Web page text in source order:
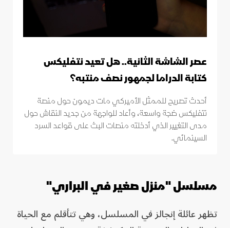
عصر الشاشة الثانية.. هل تعيد نتفليكس
كتابة الدراما لجمهور نصف منتبه؟
أحدث تصريح للممثل الأميركي مات ديمون حول منصة
نتفليكس ضجة واسعة، وأعاد للواجهة من جديد النقاش حول
مدى التغيير الذي أدخلته منصات البث على قواعد السرد
السينمائي.
مسلسل "منزل صغير في البراري"
تظهر عائلة إنجالز في المسلسل، وهي تتأقلم مع الحياة